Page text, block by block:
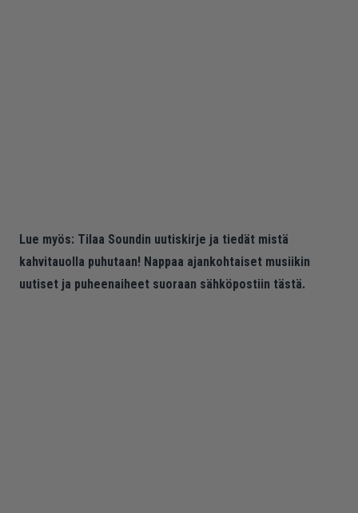
Lue myös: Tilaa Soundin uutiskirje ja tiedät mistä
kahvitauolla puhutaan! Nappaa ajankohtaiset musiikin
uutiset ja puheenaiheet suoraan sähköpostiin tästä.